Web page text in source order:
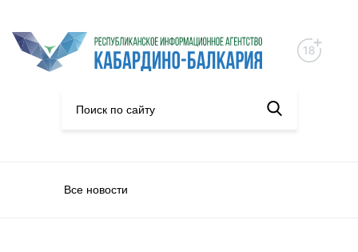
Все новости